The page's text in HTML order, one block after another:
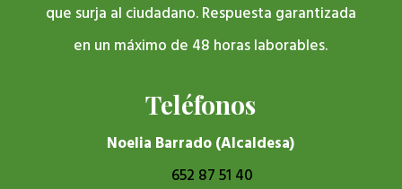
que surja al ciudadano. Respuesta garantizada
en un máximo de 48 horas laborables.
Teléfonos
Noelia Barrado (Alcaldesa)
652 87 51 40